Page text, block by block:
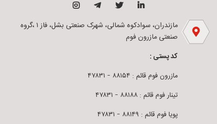
مازندران، سوادکوه شمالی، شهرک صنعتی بشل، فاز ۱ ،گروه
صنعتی مازرون فوم
کد پستی :
مازرون فوم قائم : ۸۸۱۵۴ – ۴۷۸۳۱
تینار فوم قائم : ۸۸۱۸۸ – ۴۷۸۳۱
پویا فوم قائم : ۸۸۱۴۹ – ۴۷۸۳۱